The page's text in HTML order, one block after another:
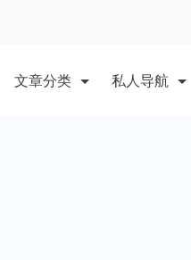
文章分类 私人导航